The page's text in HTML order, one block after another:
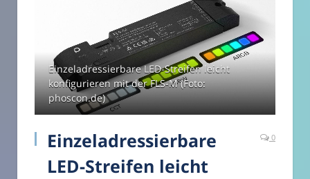
Einzeladressierbare LED-Streifen leicht
konfigurieren mit der FLS-M (Foto:
phoscon.de)
Einzeladressierbare
LED-Streifen leicht
0